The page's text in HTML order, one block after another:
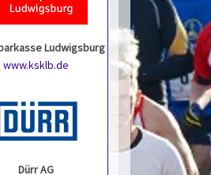
Ludwigsburg
www.ksklb.de
Dürr AG